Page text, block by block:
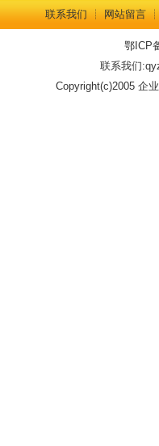
联系我们 ┊ 网站留言
鄂ICP
联系我们
Copyright(c)2005 企